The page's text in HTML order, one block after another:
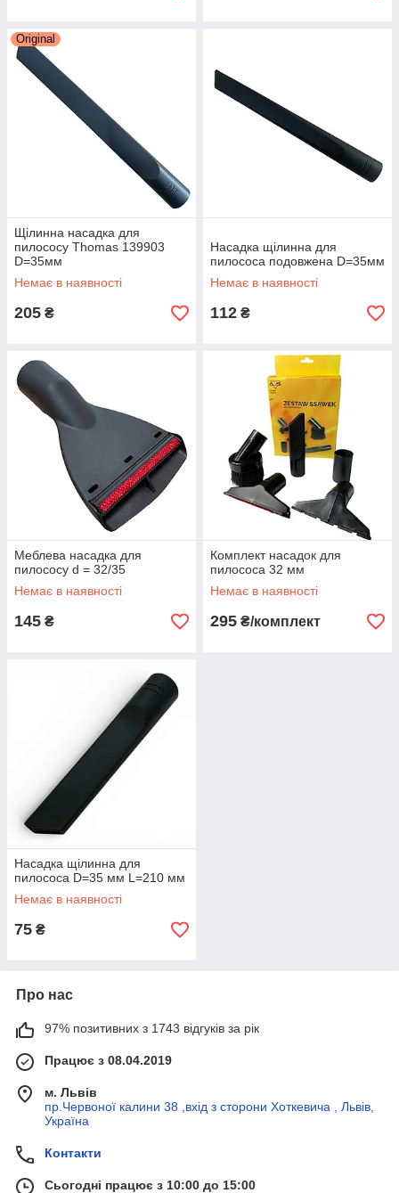
Original
Щілинна насадка для
пилососу Thomas 139903
D=35мм
Немає в наявності
205 ₴
Насадка щілинна для
пилососа подовжена D=35мм
Немає в наявності
112 ₴
Меблева насадка для
пилососу d = 32/35
Немає в наявності
145 ₴
Комплект насадок для
пилососа 32 мм
Немає в наявності
295 ₴/комплект
Насадка щілинна для
пилососа D=35 мм L=210 мм
Немає в наявності
75 ₴
Про нас
97% позитивних з 1743 відгуків за рік
Працює з 08.04.2019
м. Львів
пр.Червоної калини 38 ,вхід з сторони Хоткевича , Львів,
Україна
Контакти
Сьогодні працює з 10:00 до 15:00